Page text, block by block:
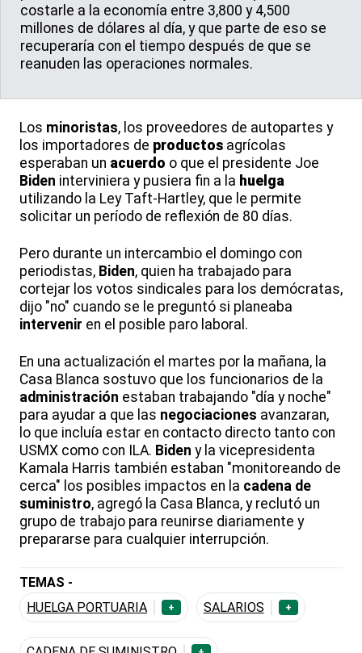
costarle a la economía entre 3,800 y 4,500
millones de dólares al día, y que parte de eso se
recuperaría con el tiempo después de que se
reanuden las operaciones normales.
Los minoristas, los proveedores de autopartes y
los importadores de productos agrícolas
esperaban un acuerdo o que el presidente Joe
Biden interviniera y pusiera fin a la huelga
utilizando la Ley Taft-Hartley, que le permite
solicitar un período de reflexión de 80 días.
Pero durante un intercambio el domingo con
periodistas, Biden, quien ha trabajado para
cortejar los votos sindicales para los demócratas,
dijo "no" cuando se le preguntó si planeaba
intervenir en el posible paro laboral.
En una actualización el martes por la mañana, la
Casa Blanca sostuvo que los funcionarios de la
administración estaban trabajando "día y noche"
para ayudar a que las negociaciones avanzaran,
lo que incluía estar en contacto directo tanto con
USMX como con ILA. Biden y la vicepresidenta
Kamala Harris también estaban "monitoreando de
cerca" los posibles impactos en la cadena de
suministro, agregó la Casa Blanca, y reclutó un
grupo de trabajo para reunirse diariamente y
prepararse para cualquier interrupción.
TEMAS -
HUELGA PORTUARIA
+ SALARIOS +